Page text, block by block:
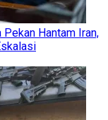
Hantam Iran,